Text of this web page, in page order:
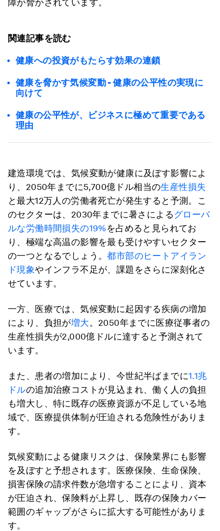
障が脅かされています。
関連記事を読む
健康への投資がもたらす効果の連鎖
健康を脅かす気候変動 - 健康の公平性の実現に
向けて
健康の公平性が、ビジネスに極めて重要である
理由
建造環境では、気候変動が健康に及ぼす影響によ
り、2050年までに5,700億ドル相当の生産性損失
と最大12万人の労働者死亡が発生すると予測。こ
のセクターは、2030年までに暑さによるグローバ
ルな労働時間損失の19%を占めると見られてお
り、極端な高温の影響を最も受けやすいセクター
の一つとなるでしょう。都市部のヒートアイラン
ド現象やインフラ不足が、課題をさらに深刻化さ
せています。
一方、医療では、気候変動に起因する疾病の増加
により、負担が増大。2050年までに医療従事者の
生産性損失が2,000億ドルに達すると予測されて
います。
また、患者の増加により、今世紀半ばまでに1.1兆
ドルの追加治療コストが見込まれ、働く人の負担
も増大し、特に既存の医療資源が不足している地
域で、医療提供体制が圧迫される危険性がありま
す。
気候変動による健康リスクは、保険業界にも影響
を及ぼすと予想されます。医療保険、生命保険、
損害保険の請求件数が急増することにより、資本
が圧迫され、保険料が上昇し、既存の保険カバー
範囲のギャップがさらに拡大する可能性がありま
す。